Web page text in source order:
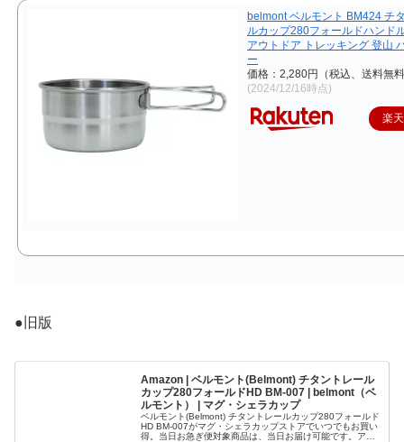
belmont ベルモント BM424 チ
ルカップ280フォールドハンド
アウトドア トレッキング 登山
ー
価格：2,280円（税込、送料無
(2024/12/16時点)
楽
●旧版
Amazon | ベルモント(Belmont) チタントレール
カップ280フォールドHD BM-007 | belmont（ベ
ルモント） | マグ・シェラカップ
ベルモント(Belmont) チタントレールカップ280フォールド
HD BM-007がマグ・シェラカップストアでいつでもお買い
得。当日お急ぎ便対象商品は、当日お届け可能です。アマ